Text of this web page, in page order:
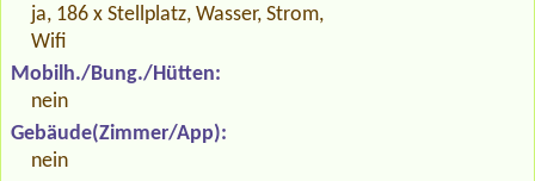
ja, 186 x Stellplatz, Wasser, Strom,
Wifi
Mobilh./Bung./Hütten:
nein
Gebäude(Zimmer/App):
nein